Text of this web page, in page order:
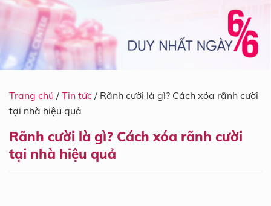
Trang chủ / Tin tức / Rãnh cười là gì? Cách xóa rãnh cười
tại nhà hiệu quả
Rãnh cười là gì? Cách xóa rãnh cười
tại nhà hiệu quả